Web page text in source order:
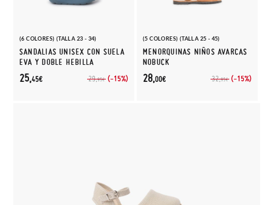
(6 COLORES) (TALLA 23 - 34)
SANDALIAS UNISEX CON SUELA
EVA Y DOBLE HEBILLA
29,95€ (-15%)
25,45€
(5 COLORES) (TALLA 25 - 45)
MENORQUINAS NIÑOS AVARCAS
NOBUCK
32,95€ (-15%)
28,00€